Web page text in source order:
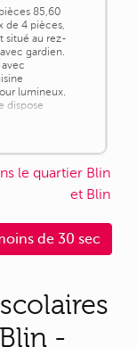
85,60
de 4 pièces,
situé au rez-
gardien.
lumineux.
dispose
le quartier Blin
et Blin
de 30 sec
-